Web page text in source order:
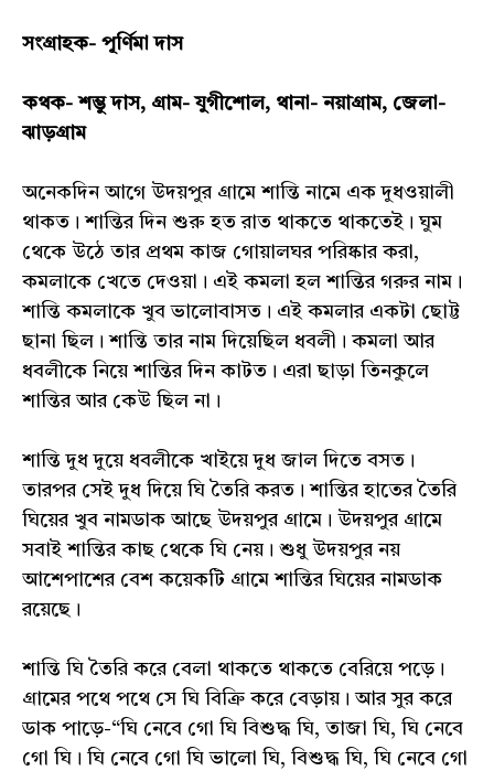
সংগ্ৰাহক- পূর্ণিমা দাস
কথক- শম্ভু দাস, গ্ৰাম- যুগীশোল, থানা- নয়াগ্ৰাম, জেলা-
ঝাড়গ্ৰাম
অনেকদিন আগে উদয়পুর গ্রামে শান্তি নামে এক দুধওয়ালী
থাকত। শান্তির দিন শুরু হত রাত থাকতে থাকতেই। ঘুম
থেকে উঠে তার প্রথম কাজ গোয়ালঘর পরিষ্কার করা,
কমলাকে খেতে দেওয়া। এই কমলা হল শান্তির গরুর নাম।
শান্তি কমলাকে খুব ভালোবাসত। এই কমলার একটা ছোট্ট
ছানা ছিল। শান্তি তার নাম দিয়েছিল ধবলী। কমলা আর
ধবলীকে নিয়ে শান্তির দিন কাটত। এরা ছাড়া তিনকুলে
শান্তির আর কেউ ছিল না।
শান্তি দুধ দুয়ে ধবলীকে খাইয়ে দুধ জাল দিতে বসত।
তারপর সেই দুধ দিয়ে ঘি তৈরি করত। শান্তির হাতের তৈরি
ঘিয়ের খুব নামডাক আছে উদয়পুর গ্রামে। উদয়পুর গ্রামে
সবাই শান্তির কাছ থেকে ঘি নেয়। শুধু উদয়পুর নয়
আশেপাশের বেশ কয়েকটি গ্ৰামে শান্তির ঘিয়ের নামডাক
রয়েছে।
শান্তি ঘি তৈরি করে বেলা থাকতে থাকতে বেরিয়ে পড়ে।
গ্ৰামের পথে পথে সে ঘি বিক্রি করে বেড়ায়। আর সুর করে
ডাক পাড়ে-“ঘি নেবে গো ঘি বিশুদ্ধ ঘি, তাজা ঘি, ঘি নেবে
গো ঘি। ঘি নেবে গো ঘি ভালো ঘি, বিশুদ্ধ ঘি, ঘি নেবে গো